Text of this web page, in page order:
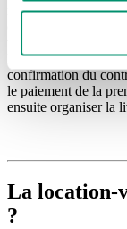
remplir une
certaines
vous devrez
l'esprit les
confirmation du
le paiement de la
ensuite organiser la
La location-
?